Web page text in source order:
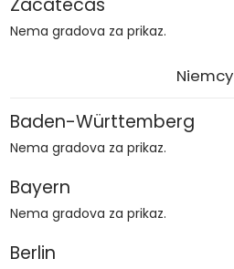
Zacatecas
Nema gradova za prikaz.
Niemcy
Baden-Württemberg
Nema gradova za prikaz.
Bayern
Nema gradova za prikaz.
Berlin